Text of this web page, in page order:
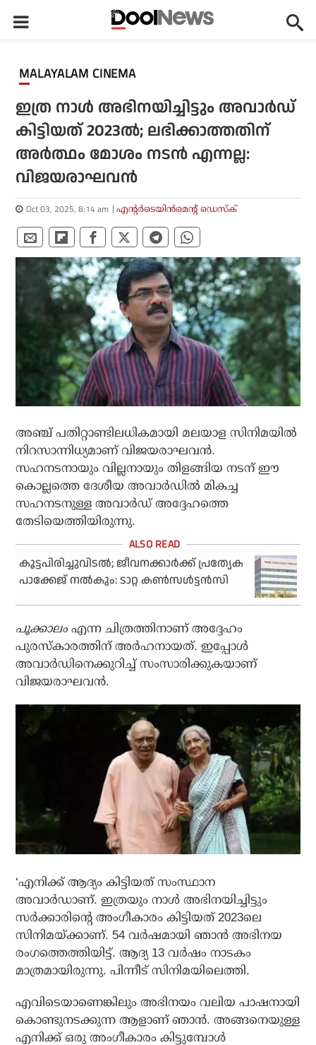
MALAYALAM CINEMA
ഇത്ര നാൾ അഭിനയിച്ചിട്ടും അവാർഡ്
കിട്ടിയത് 2023ൽ; ലഭിക്കാത്തതിന്
അർത്ഥം മോശം നടൻ എന്നല്ല:
വിജയരാഘവൻ
Oct 03, 2025, 8:14 am എന്റര്‍ടെയിന്‍മെന്റ് ഡെസ്‌ക്
അഞ്ച് പതിറ്റാണ്ടിലധികമായി മലയാള സിനിമയിൽ
നിറസാന്നിധ്യമാണ് വിജയരാഘവൻ.
സഹനടനായും വില്ലനായും തിളങ്ങിയ നടന് ഈ
കൊല്ലത്തെ ദേശീയ അവാർഡിൽ മികച്ച
സഹനടനുള്ള അവാർഡ് അദ്ദേഹത്തെ
തേടിയെത്തിയിരുന്നു.
കൂട്ടപിരിച്ചുവിടൽ; ജീവനക്കാർക്ക് പ്രത്യേക
പാക്കേജ് നൽകും: ടാറ്റ കൺസൾട്ടൻസി
പൂക്കാലംഎന്ന ചിത്രത്തിനാണ് അദ്ദേഹം
പുരസ്‌കാരത്തിന് അർഹനായത്. ഇപ്പോൾ
അവാർഡിനെക്കുറിച്ച് സംസാരിക്കുകയാണ്
വിജയരാഘവൻ.
‘എനിക്ക് ആദ്യം കിട്ടിയത് സംസ്ഥാന
അവാർഡാണ്. ഇത്രയും നാൾ അഭിനയിച്ചിട്ടും
സർക്കാരിന്റെ അംഗീകാരം കിട്ടിയത് 2023ലെ
സിനിമയ്ക്കാണ്. 54 വർഷമായി ഞാൻ അഭിനയ
രംഗത്തെത്തിയിട്ട്. ആദ്യ 13 വർഷം നാടകം
മാത്രമായിരുന്നു. പിന്നീട് സിനിമയിലെത്തി.
എവിടെയാണെങ്കിലും അഭിനയം വലിയ പാഷനായി
കൊണ്ടുനടക്കുന്ന ആളാണ് ഞാൻ. അങ്ങനെയുള്ള
എനിക്ക് ഒരു അംഗീകാരം കിട്ടുമ്പോൾ